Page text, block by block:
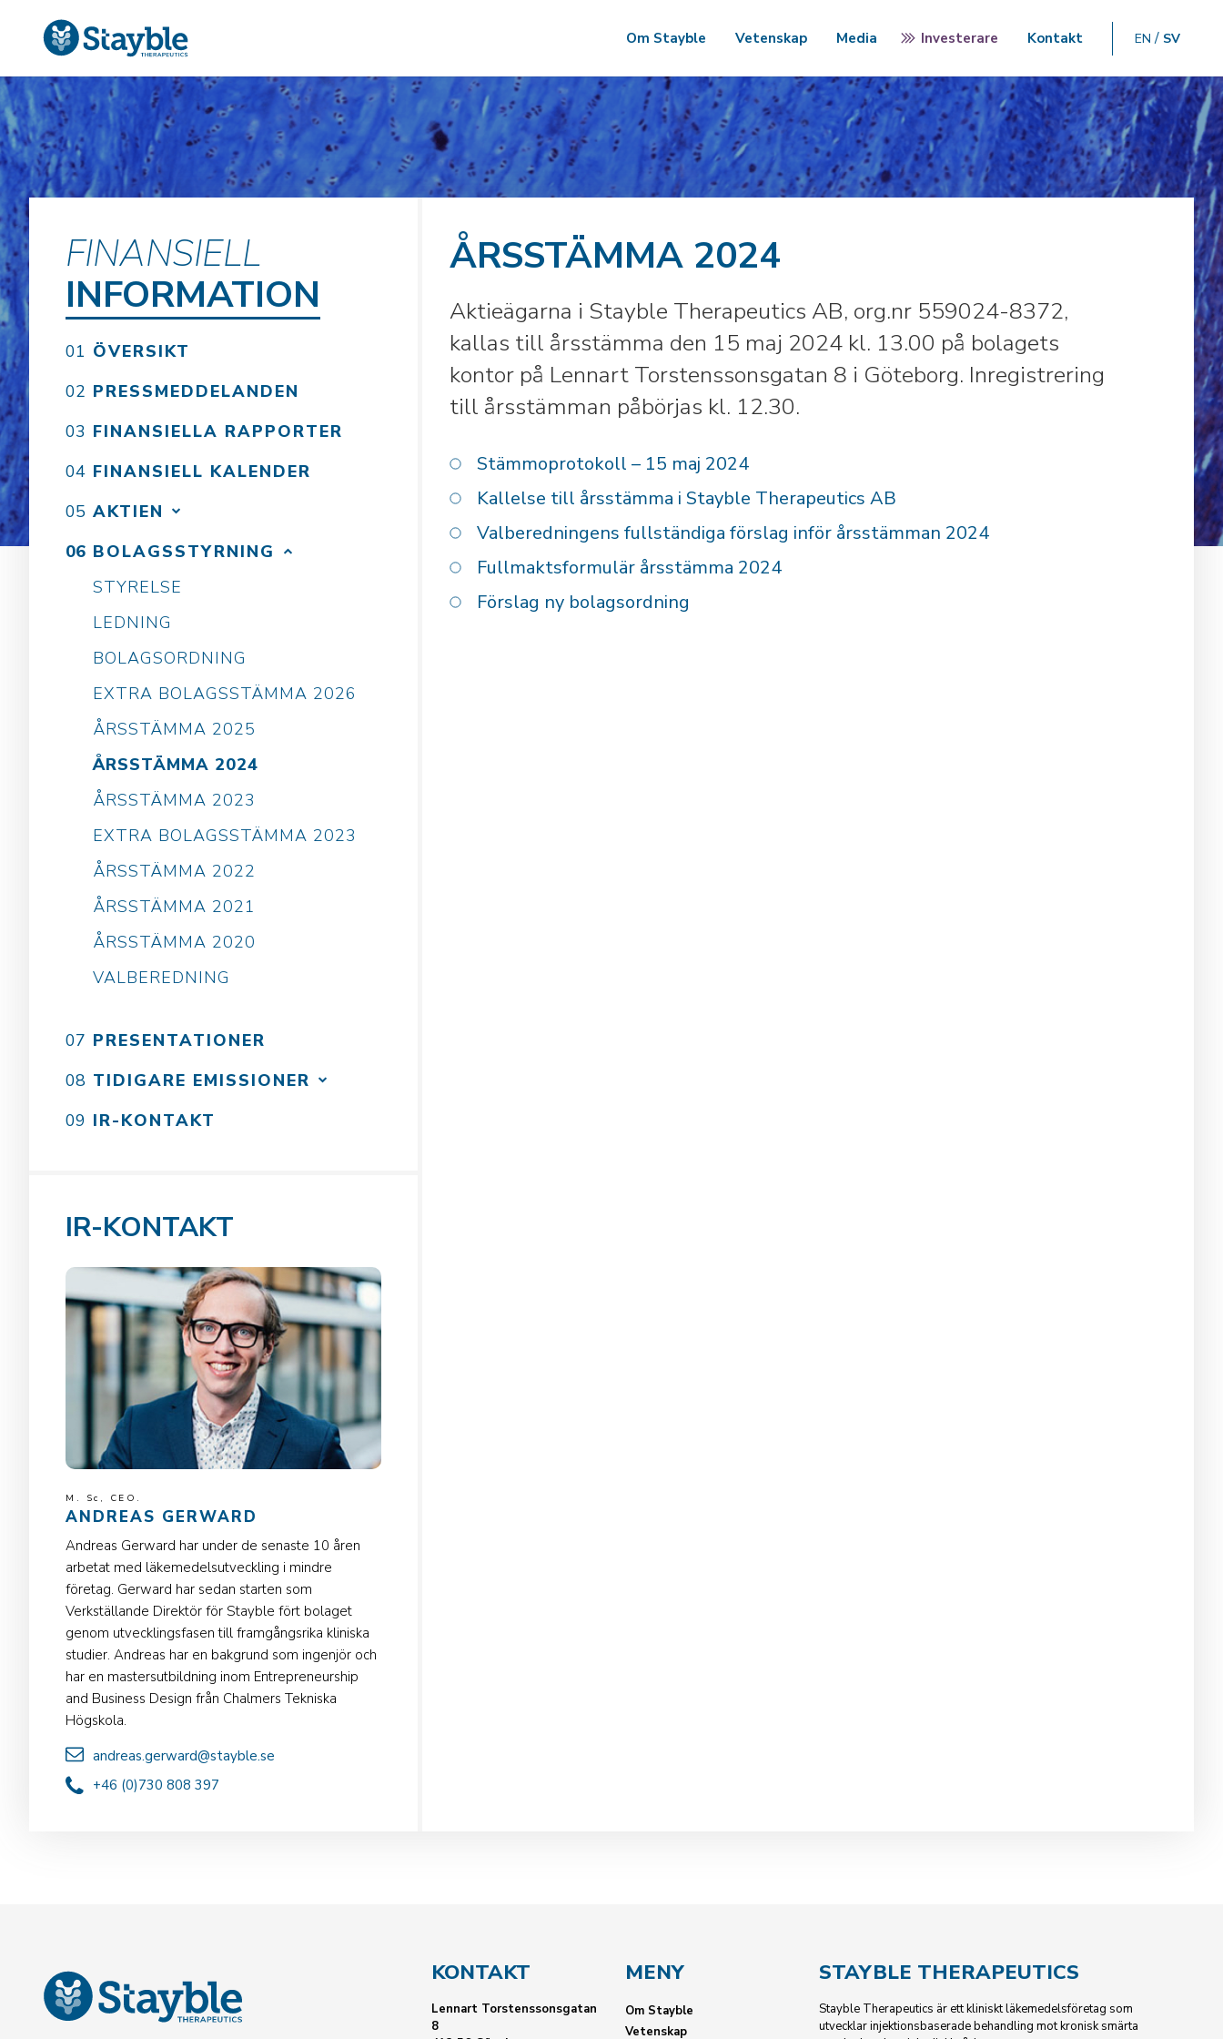
Om Stayble Vetenskap Media Investerare Kontakt EN SV
FINANSIELL
INFORMATION
ÖVERSIKT
PRESSMEDDELANDEN
FINANSIELLA RAPPORTER
FINANSIELL KALENDER
AKTIEN
BOLAGSSTYRNING
STYRELSE
LEDNING
BOLAGSORDNING
EXTRA BOLAGSSTÄMMA 2026
ÅRSSTÄMMA 2025
ÅRSSTÄMMA 2024
ÅRSSTÄMMA 2023
EXTRA BOLAGSSTÄMMA 2023
ÅRSSTÄMMA 2022
ÅRSSTÄMMA 2021
ÅRSSTÄMMA 2020
VALBEREDNING
PRESENTATIONER
TIDIGARE EMISSIONER
IR-KONTAKT
IR-KONTAKT
M. Sc, CEO.
ANDREAS GERWARD
Andreas Gerward har under de senaste 10 åren
arbetat med läkemedelsutveckling i mindre
företag. Gerward har sedan starten som
Verkställande Direktör för Stayble fört bolaget
genom utvecklingsfasen till framgångsrika kliniska
studier. Andreas har en bakgrund som ingenjör och
har en mastersutbildning inom Entrepreneurship
and Business Design från Chalmers Tekniska
Högskola.
andreas.gerward@stayble.se
+46 (0)730 808 397
ÅRSSTÄMMA 2024
Aktieägarna i Stayble Therapeutics AB, org.nr 559024-8372,
kallas till årsstämma den 15 maj 2024 kl. 13.00 på bolagets
kontor på Lennart Torstenssonsgatan 8 i Göteborg. Inregistrering
till årsstämman påbörjas kl. 12.30.
Stämmoprotokoll – 15 maj 2024
Kallelse till årsstämma i Stayble Therapeutics AB
Valberedningens fullständiga förslag inför årsstämman 2024
Fullmaktsformulär årsstämma 2024
Förslag ny bolagsordning
KONTAKT
Lennart Torstenssonsgatan
8
MENY
Om Stayble
Vetenskap
STAYBLE THERAPEUTICS
Stayble Therapeutics är ett kliniskt läkemedelsföretag som
utvecklar injektionsbaserade behandling mot kronisk smärta